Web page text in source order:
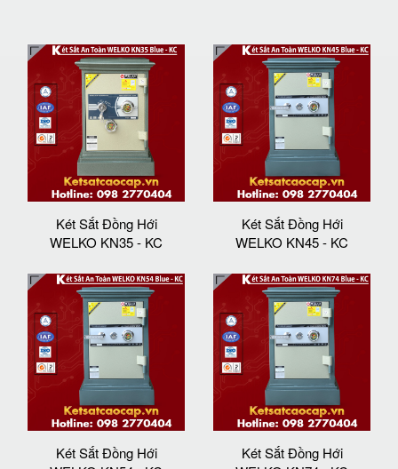
Két Sắt Đồng Hới
WELKO KN35 - KC
Két Sắt Đồng Hới
WELKO KN45 - KC
Két Sắt Đồng Hới
Két Sắt Đồng Hới